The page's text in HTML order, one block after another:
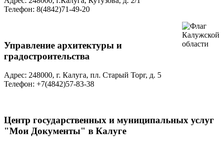
Телефон: 8(4842)71-49-20
Управление архитектуры и
градостроительства
Адрес: 248000, г. Калуга, пл. Старый Торг, д. 5
Телефон: +7(4842)57-83-38
Центр государственных и муниципальных услуг
"Мои Документы" в Калуге